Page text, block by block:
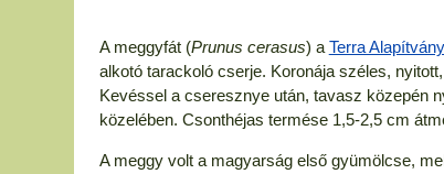
A meggyfát (Prunus cerasus) a Terra Alapítvány
alkotó tarackoló cserje. Koronája széles,
Kevéssel a cseresznye után, tavasz közepén
közelében. Csonthéjas termése 1,5-2,5 cm
A meggy volt a magyarság első gyümölcse,